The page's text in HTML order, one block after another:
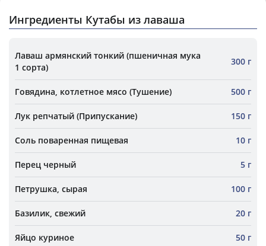
Ингредиенты Кутабы из лаваша
Лаваш армянский тонкий (пшеничная мука
1 сорта)
300 г
Говядина, котлетное мясо (Тушение) 500 г
Лук репчатый (Припускание) 150 г
Соль поваренная пищевая 10 г
Перец черный 5 г
Петрушка, сырая 100 г
Базилик, свежий 20 г
Яйцо куриное 50 г